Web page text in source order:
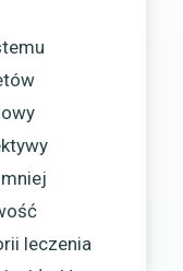
leczenia